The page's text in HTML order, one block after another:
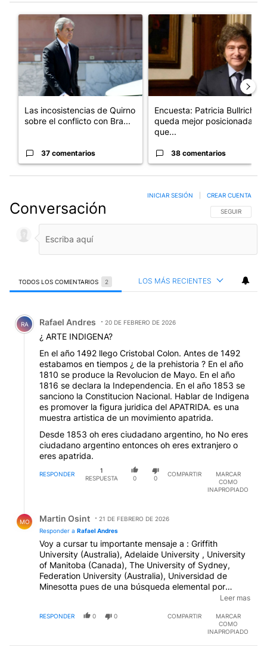
Un artículo de tendencia con el título "Las incosistencias de
Las incosistencias de Quirno
sobre el conflicto con Bra...
37 comentarios
Un artículo de tendencia con
Encuesta: Patricia Bullrich
queda mejor posicionada
que...
38 comentarios
Conversación SIGA ESTA
SEGUIR
INICIAR SESIÓN CREAR CUENTA
TODOS LOS COMENTARIOS 2 LOS MÁS RECIENTES
Comentario de Rafael Andres.
RA Rafael Andres 20 DE FEBRERO DE 2026
¿ ARTE INDIGENA?
En el año 1492 llego Cristobal Colon. Antes de 1492
estabamos en tiempos ¿ de la prehistoria ? En el año
1810 se produce la Revolucion de Mayo. En el año
1816 se declara la Independencia. En el año 1853 se
sanciono la Constitucion Nacional. Hablar de Indigena
es promover la figura juridica del APATRIDA. es una
muestra artistica de un movimiento apatrida.
Desde 1853 oh eres ciudadano argentino, ho No eres
ciudadano argentino entonces oh eres extranjero o
eres apatrida.
RESPONDER
1
RESPUESTA
0 0
COMPARTIR
MARCAR
COMO
INAPROPIADO
MO Martin Osint
21 DE FEBRERO DE 2026
Responder a Rafael Andres
Voy a cursar tu importante mensaje a : Griffith
University (Australia), Adelaide University , University
of Manitoba (Canada), The University of Sydney,
Federation University (Australia), Universidad de
Minesotta pues de una búsqueda elemental por
subdesarrolladas como Canada, Australia o USA. Por
suerte Rafael te tenemos a vos para esclarecer a esos
Leer mas
RESPONDER 0 0 COMPARTIR
MARCAR
COMO
INAPROPIADO